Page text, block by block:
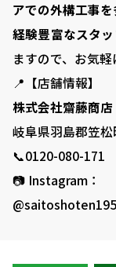
アでの外構工事を
経験豊富なスタ
ますので、お気軽
📍【店舗情報】
株式会社齋藤商店
岐阜県羽島郡笠
📞0120-080-171
📷 Instagram：